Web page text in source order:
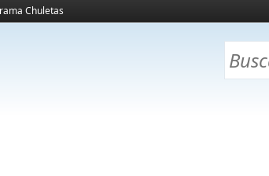
Chuletas